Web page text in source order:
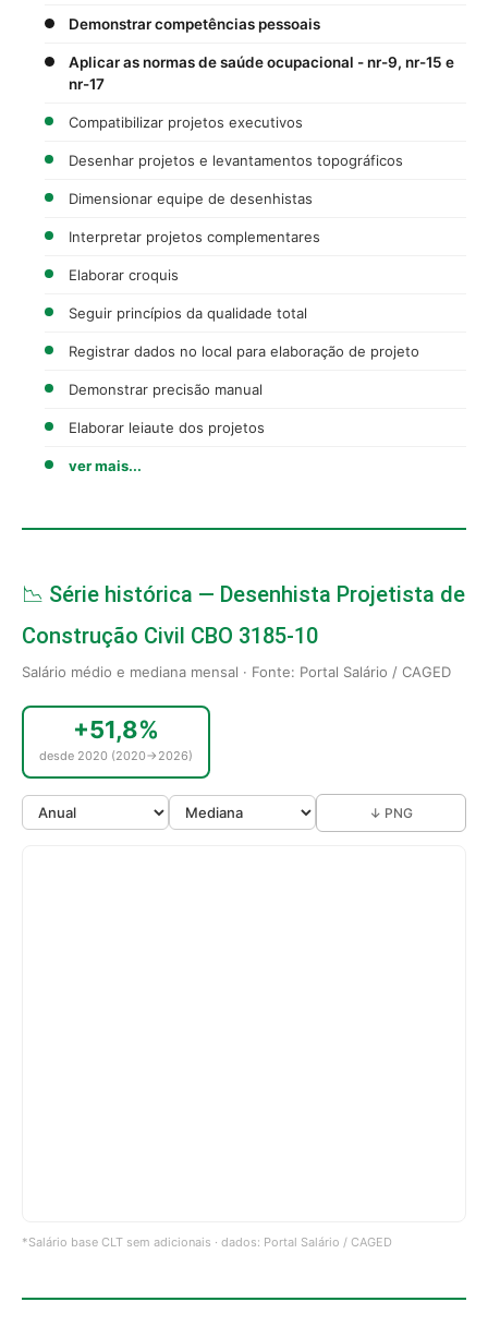
Demonstrar competências pessoais
Aplicar as normas de saúde ocupacional - nr-9, nr-15 e
nr-17
Compatibilizar projetos executivos
Desenhar projetos e levantamentos topográficos
Dimensionar equipe de desenhistas
Interpretar projetos complementares
Elaborar croquis
Seguir princípios da qualidade total
Registrar dados no local para elaboração de projeto
Demonstrar precisão manual
Elaborar leiaute dos projetos
ver mais...
📉 Série histórica — Desenhista Projetista de
Construção Civil CBO 3185-10
Salário médio e mediana mensal · Fonte: Portal Salário / CAGED
+51,8%
desde 2020 (2020→2026)
↓ PNG
*Salário base CLT sem adicionais · dados: Portal Salário / CAGED